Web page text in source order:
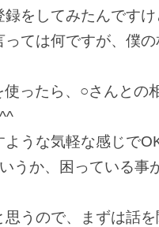
をしてみたんですけ
ては何ですが、僕
ったら、○さんとの
うな気軽な感じで
うか、困っている事
うので、まずは話